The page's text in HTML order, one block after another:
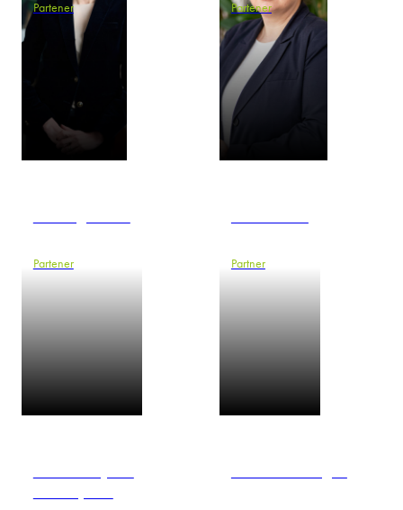
Partener Partener
Partener Partner